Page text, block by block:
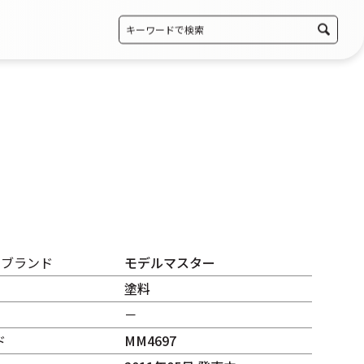
ランド
モデルマスター
塗料
－
MM4697